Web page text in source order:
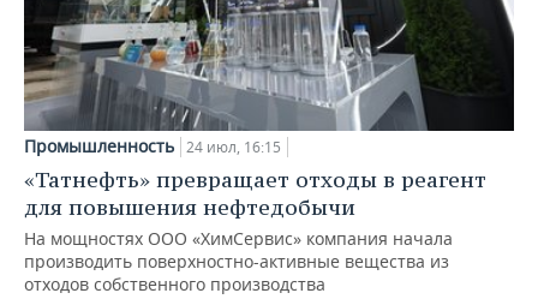
Промышленность 24 июл, 16:15
«Татнефть» превращает отходы в реагент
для повышения нефтедобычи
На мощностях ООО «ХимСервис» компания начала
производить поверхностно-активные вещества из
отходов собственного производства